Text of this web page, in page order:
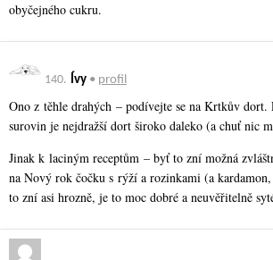
obyčejného cukru.
140. Ívy • profil
Ono z těhle drahých – podívejte se na Krtkův dort.
surovin je nejdražší dort široko daleko (a chuť nic
Jinak k laciným receptům – byť to zní možná
na Nový rok čočku s rýží a rozinkami (a
to zní asi hrozně, je to moc dobré a neuvěřitelně